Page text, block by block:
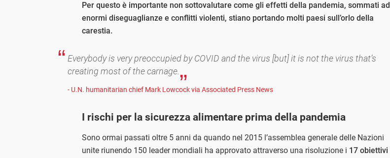
Per questo è importante non sottovalutare come gli effetti della pandemia, sommati ad
enormi diseguaglianze e conflitti violenti, stiano portando molti paesi sull’orlo della
carestia.
Everybody is very preoccupied by COVID and the virus [but] it is not the virus that’s
creating most of the carnage.
- U.N. humanitarian chief Mark Lowcock via Associated Press News
I rischi per la sicurezza alimentare prima della pandemia
Sono ormai passati oltre 5 anni da quando nel 2015 l’assemblea generale delle Nazioni
unite riunendo 150 leader mondiali ha approvato attraverso una risoluzione i 17 obiettivi